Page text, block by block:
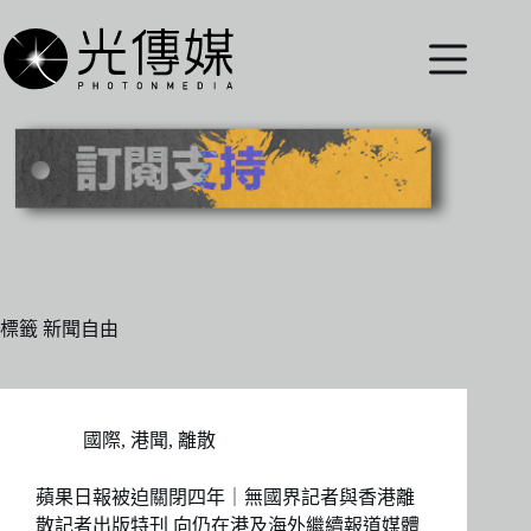
至
主
內
標籤 新聞自由
國際, 港聞, 離散
蘋果日報被迫關閉四年｜無國界記者與香港離
散記者出版特刊 向仍在港及海外繼續報道媒體